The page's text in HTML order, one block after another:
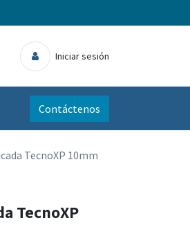
Iniciar sesión
Contáctenos
TecnoXP 10mm
TecnoXP